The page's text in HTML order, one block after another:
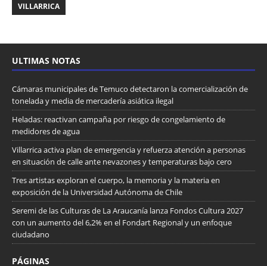
VILLARRICA
ULTIMAS NOTAS
Cámaras municipales de Temuco detectaron la comercialización de
tonelada y media de mercadería asiática ilegal
Heladas: reactivan campaña por riesgo de congelamiento de
medidores de agua
Villarrica activa plan de emergencia y refuerza atención a personas
en situación de calle ante nevazones y temperaturas bajo cero
Tres artistas exploran el cuerpo, la memoria y la materia en
exposición de la Universidad Autónoma de Chile
Seremi de las Culturas de La Araucanía lanza Fondos Cultura 2027
con un aumento del 6,2% en el Fondart Regional y un enfoque
ciudadano
PÁGINAS